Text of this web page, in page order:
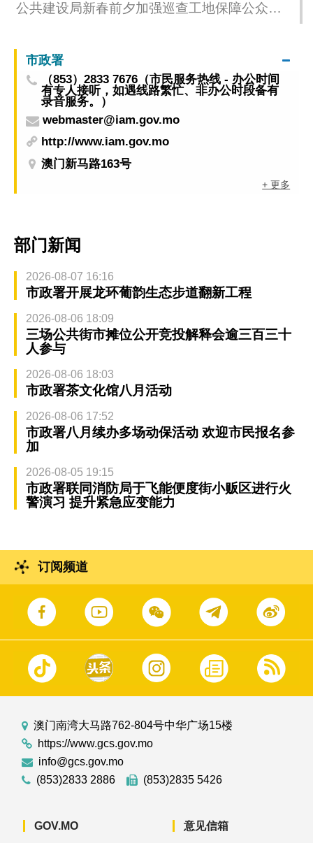
公共建设局新春前夕加强巡查工地保障公众安
市政署
（853）2833 7676（市民服务热线 - 办公时间
有专人接听，如遇线路繁忙、非办公时段备有
录音服务。）
webmaster@iam.gov.mo
http://www.iam.gov.mo
澳门新马路163号
+ 更多
部门新闻
2026-08-07 16:16
市政署开展龙环葡韵生态步道翻新工程
2026-08-06 18:09
三场公共街市摊位公开竞投解释会逾三百三十
人参与
2026-08-06 18:03
市政署茶文化馆八月活动
2026-08-06 17:52
市政署八月续办多场动保活动 欢迎市民报名参
加
2026-08-05 19:15
市政署联同消防局于飞能便度街小贩区进行火
警演习 提升紧急应变能力
订阅频道
澳门南湾大马路762-804号中华广场15楼
https://www.gcs.gov.mo
info@gcs.gov.mo
(853)2833 2886
(853)2835 5426
GOV.MO 意见信箱